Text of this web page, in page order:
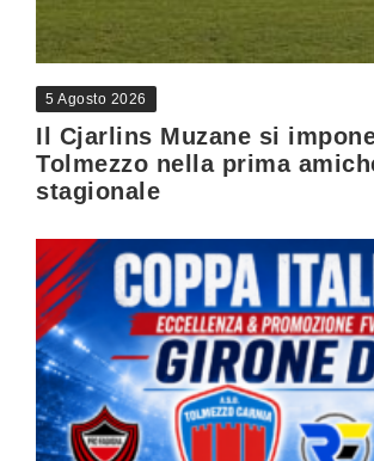
5 Agosto 2026
Il Cjarlins Muzane si
Tolmezzo nella prima
stagionale